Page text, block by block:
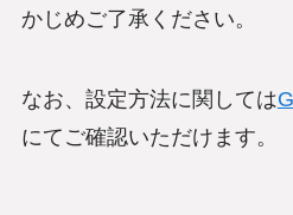
かじめご了承ください。
なお、設定方法に関しては
にてご確認いただけます。